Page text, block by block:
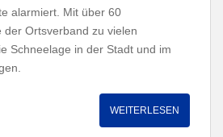
alarmiert. Mit über 60
der Ortsverband zu vielen
Schneelage in der Stadt und im
WEITERLESEN